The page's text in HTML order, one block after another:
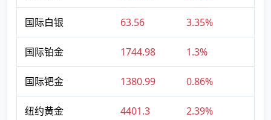
国际白银 63.56 3.35%
国际铂金 1744.98 1.3%
国际钯金 1380.99 0.86%
纽约黄金 4401.3 2.39%